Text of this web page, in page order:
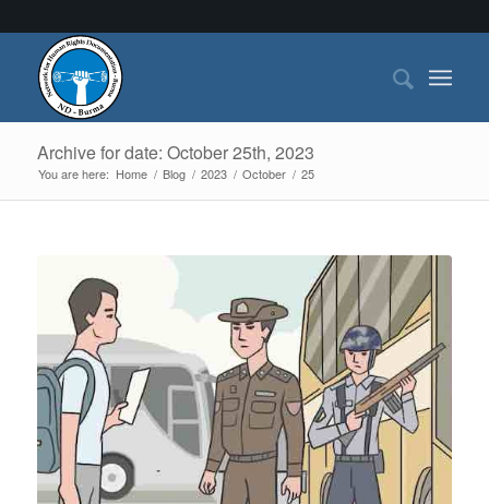
Archive for date: October 25th, 2023
You are here: Home / Blog / 2023 / October / 25